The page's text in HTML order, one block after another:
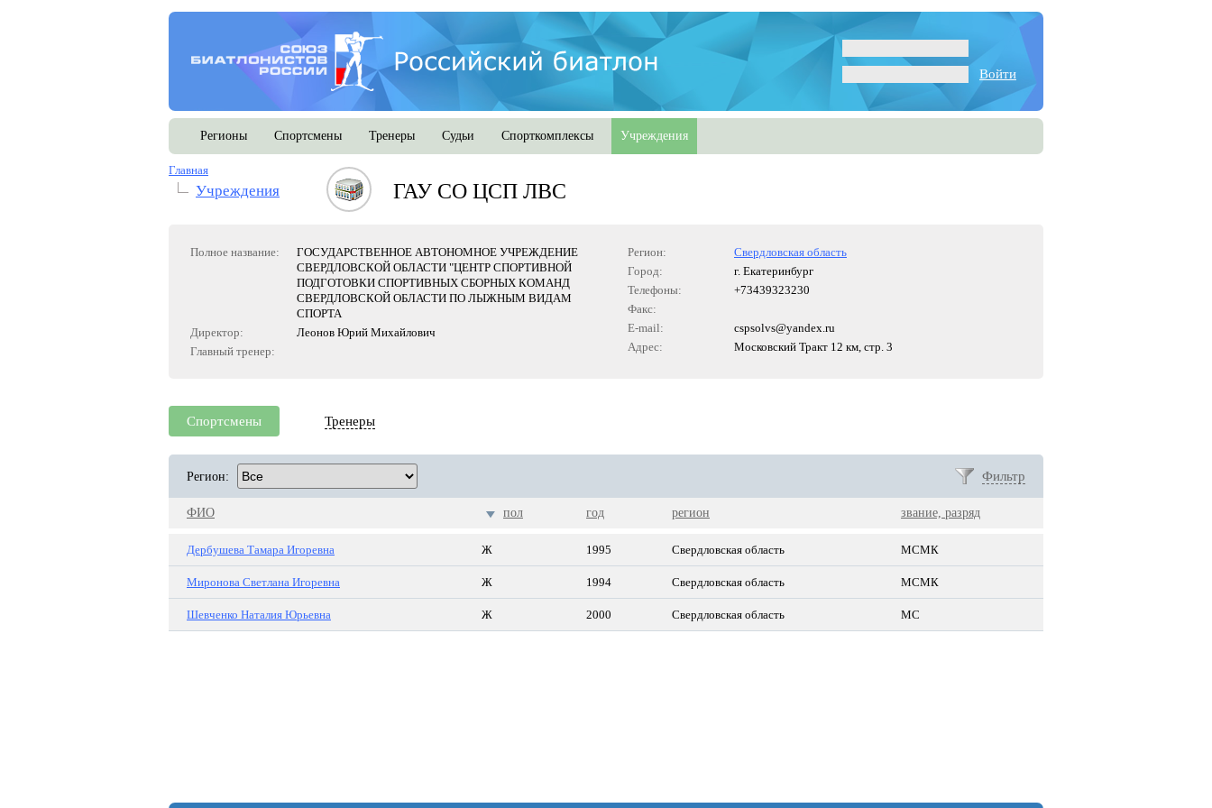
Войти
Регионы Спортсмены Тренеры Судьи Спорткомплексы Учреждения
Главная
Учреждения ГАУ СО ЦСП ЛВС
Полное название:
ГОСУДАРСТВЕННОЕ АВТОНОМНОЕ УЧРЕЖДЕНИЕ
СВЕРДЛОВСКОЙ ОБЛАСТИ "ЦЕНТР СПОРТИВНОЙ
ПОДГОТОВКИ СПОРТИВНЫХ СБОРНЫХ КОМАНД
СВЕРДЛОВСКОЙ ОБЛАСТИ ПО ЛЫЖНЫМ ВИДАМ
СПОРТА
Директор:
Леонов Юрий Михайлович
Главный тренер:
Регион:
Свердловская область
Город:
г. Екатеринбург
Телефоны:
+73439323230
Факс:
E-mail:
cspsolvs@yandex.ru
Адрес:
Московский Тракт 12 км, стр. 3
Спортсмены Тренеры
Фильтр
Регион:
ФИО пол год регион звание, разряд
Дербушева Тамара Игоревна Ж 1995 Свердловская область МСМК
Миронова Светлана Игоревна Ж 1994 Свердловская область МСМК
Шевченко Наталия Юрьевна Ж 2000 Свердловская область МС